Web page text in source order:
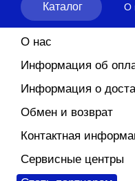
Каталог О
О нас
Информация об
Информация о
Обмен и возврат
Контактная
Сервисные центры